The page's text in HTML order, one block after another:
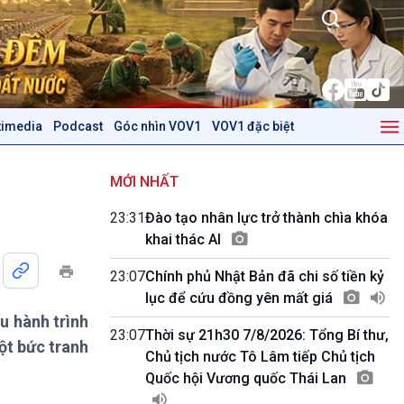
Podcast Góc nhìn VOV1 VOV1 đặc biệt
Dòng chảy Kinh tế
Khởi nghiệp
Tuyên chiến với gian lận
Mùa vàng
Biển đảo Việt Nam
Tâm tình biên giới và hải
đảo
Tìm hiểu biển, đảo Việt
Nam
Góc nhìn VOV1
Bình luận
hành trình
bức tranh
MỚI NHẤT
23:31Đào tạo nhân lực trở thành chìa khóa
khai thác AI
23:07Chính phủ Nhật Bản đã chi số tiền kỷ
lục để cứu đồng yên mất giá
23:07Thời sự 21h30 7/8/2026: Tổng Bí thư,
Chủ tịch nước Tô Lâm tiếp Chủ tịch
Quốc hội Vương quốc Thái Lan